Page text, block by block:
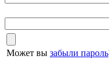
Может вы забыли пароль